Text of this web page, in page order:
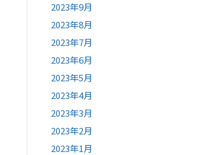
2023年9月
2023年8月
2023年7月
2023年6月
2023年5月
2023年4月
2023年3月
2023年2月
2023年1月